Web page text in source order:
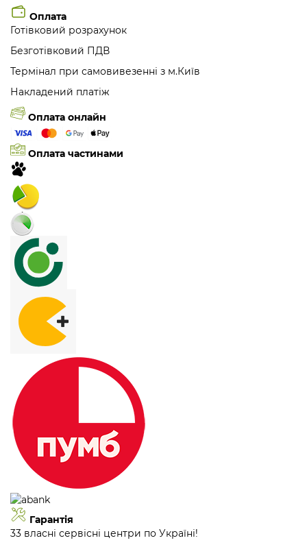
Оплата
Готівковий розрахунок
Безготівковий ПДВ
Термінал при самовивезенні з м.Київ
Накладений платіж
Оплата онлайн
Оплата частинами
Гарантія
33 власні сервісні центри по Україні!